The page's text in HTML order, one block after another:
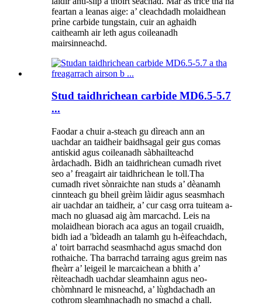
feartan a leanas aige: a’ cleachdadh molaidhean
prìne carbide tungstain, cuir an aghaidh
caitheamh air leth agus coileanadh
mairsinneachd.
Stud taidhrichean carbide MD6.5-5.7
...
Faodar a chuir a-steach gu dìreach ann an
uachdar an taidheir baidhsagal geir gus comas
antiskid agus coileanadh sàbhailteachd
àrdachadh. Bidh an taidhrichean cumadh rivet
seo a’ freagairt air taidhrichean le toll.Tha
cumadh rivet sònraichte nan studs a’ dèanamh
cinnteach gu bheil grèim làidir agus seasmhach
air uachdar an taidheir, a’ cur casg orra tuiteam a-
mach no gluasad aig àm marcachd. Leis na
molaidhean biorach aca agus an togail cruaidh,
bidh iad a 'bìdeadh an talamh gu h-èifeachdach,
a' toirt barrachd seasmhachd agus smachd don
rothaiche. Tha barrachd tarraing agus greim nas
fheàrr a’ leigeil le marcaichean a bhith a’
rèiteachadh uachdar sleamhainn agus neo-
chòmhnard le misneachd, a’ lùghdachadh an
cothrom sleamhnachadh no smachd a chall.